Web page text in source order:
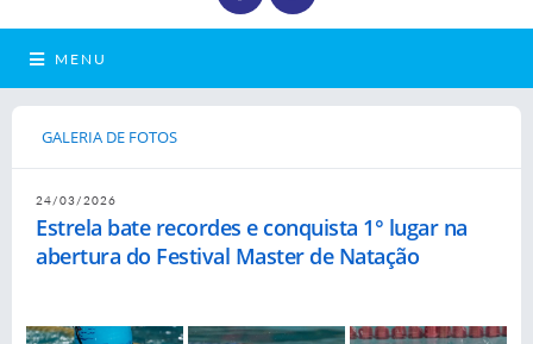
MENU
GALERIA DE FOTOS
24/03/2026
Estrela bate recordes e conquista 1° lugar na
abertura do Festival Master de Natação